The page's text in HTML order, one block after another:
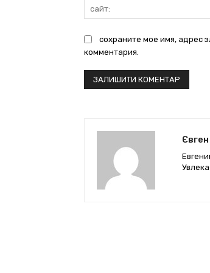
сохраните мое имя, адрес
комментария.
Євген